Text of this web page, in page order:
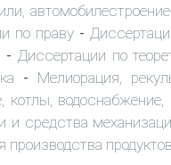
автомобилестроение
по праву-
- Диссертации по
- Мелиорация,
котлы,
и средства
производства